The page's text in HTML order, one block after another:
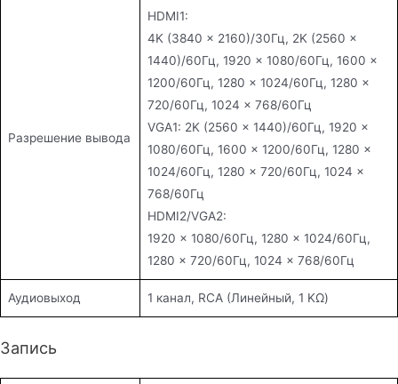
Разрешение вывода
HDMI1:
4K (3840 × 2160)/30Гц, 2K (2560 ×
1440)/60Гц, 1920 × 1080/60Гц, 1600 ×
1200/60Гц, 1280 × 1024/60Гц, 1280 ×
720/60Гц, 1024 × 768/60Гц
VGA1: 2K (2560 × 1440)/60Гц, 1920 ×
1080/60Гц, 1600 × 1200/60Гц, 1280 ×
1024/60Гц, 1280 × 720/60Гц, 1024 ×
768/60Гц
HDMI2/VGA2:
1920 × 1080/60Гц, 1280 × 1024/60Гц,
1280 × 720/60Гц, 1024 × 768/60Гц
Аудиовыход 1 канал, RCA (Линейный, 1 KΩ)
Запись